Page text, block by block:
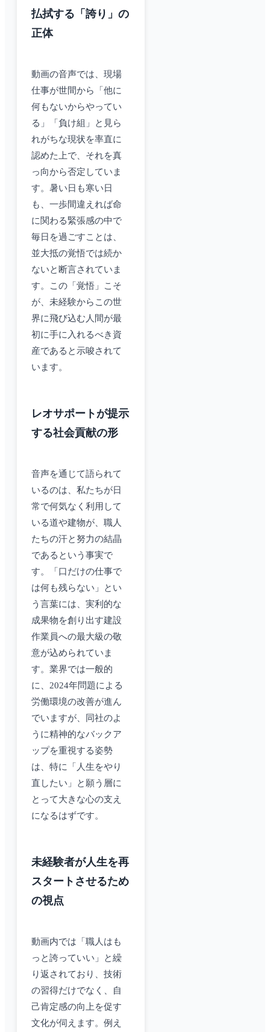
払拭する「誇り」の
正体
動画の音声では、現場
仕事が世間から「他に
何もないからやってい
る」「負け組」と見ら
れがちな現状を率直に
認めた上で、それを真
っ向から否定していま
す。暑い日も寒い日
も、一歩間違えれば命
に関わる緊張感の中で
毎日を過ごすことは、
並大抵の覚悟では続か
ないと断言されていま
す。この「覚悟」こそ
が、未経験からこの世
界に飛び込む人間が最
初に手に入れるべき資
産であると示唆されて
います。
レオサポートが提示
する社会貢献の形
音声を通じて語られて
いるのは、私たちが日
常で何気なく利用して
いる道や建物が、職人
たちの汗と努力の結晶
であるという事実で
す。「口だけの仕事で
は何も残らない」とい
う言葉には、実利的な
成果物を創り出す建設
作業員への最大級の敬
意が込められていま
す。業界では一般的
に、2024年問題による
労働環境の改善が進ん
でいますが、同社のよ
うに精神的なバックア
ップを重視する姿勢
は、特に「人生をやり
直したい」と願う層に
とって大きな心の支え
になるはずです。
未経験者が人生を再
スタートさせるため
の視点
動画内では「職人はも
っと誇っていい」と繰
り返されており、技術
の習得だけでなく、自
己肯定感の向上を促す
文化が伺えます。例え